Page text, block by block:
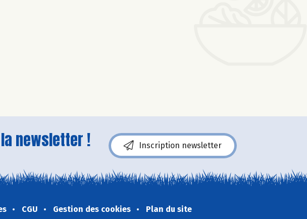
newsletter ! Inscription newsletter
CGU Gestion des cookies Plan du site